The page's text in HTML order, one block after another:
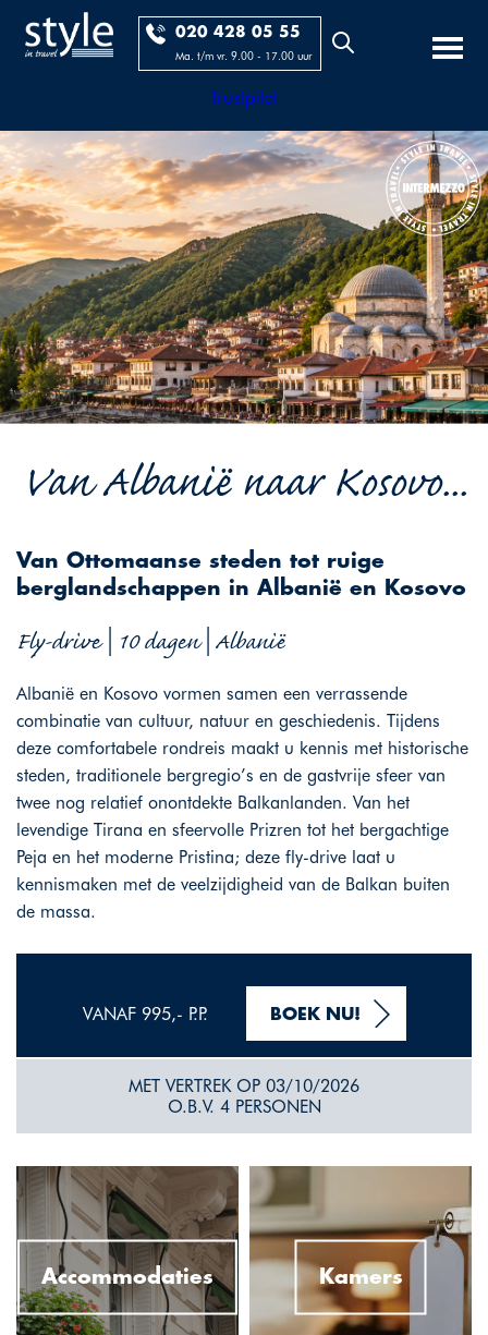
020 428 05 55
Ma. t/m vr. 9.00 - 17.00 uur
Trustpilot
Van Albanië naar Kosovo...
Van Ottomaanse steden tot ruige
berglandschappen in Albanië en Kosovo
Fly-drive | 10 dagen | Albanië
Albanië en Kosovo vormen samen een verrassende
combinatie van cultuur, natuur en geschiedenis. Tijdens
deze comfortabele rondreis maakt u kennis met historische
steden, traditionele bergregio’s en de gastvrije sfeer van
twee nog relatief onontdekte Balkanlanden. Van het
levendige Tirana en sfeervolle Prizren tot het bergachtige
Peja en het moderne Pristina; deze fly-drive laat u
kennismaken met de veelzijdigheid van de Balkan buiten
de massa.
VANAF 995,- P.P. BOEK NU!
MET VERTREK OP 03/10/2026
O.B.V. 4 PERSONEN
Accommodaties Kamers